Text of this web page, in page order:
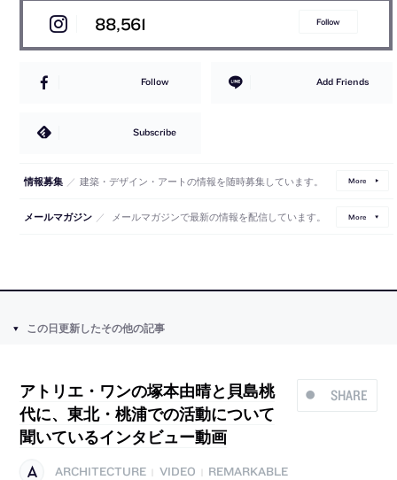
88,561 Follow
Follow Add Friends
Subscribe
情報募集 ／ 建築・デザイン・アートの情報を随時募集しています。 More
メールマガジン ／ メールマガジンで最新の情報を配信しています。 More
この日更新したその他の記事
SHARE
アトリエ・ワンの塚本由晴と貝島桃
代に、東北・桃浦での活動について
聞いているインタビュー動画
ARCHITECTURE VIDEO
REMARKABLE